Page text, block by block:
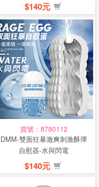
$140元
貨號：8780112
DMM-雙面狂暴激爽刺激酥彈
自慰器-水與閃電
$140元